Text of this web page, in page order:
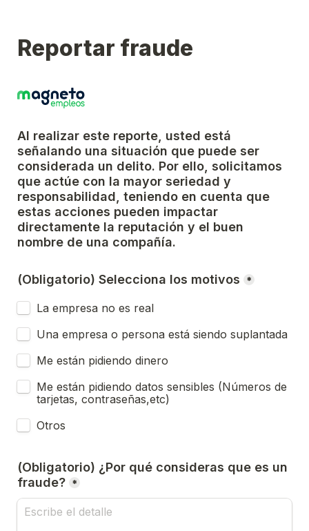
Reportar fraude
Al realizar este reporte, usted está
señalando una situación que puede ser
considerada un delito. Por ello, solicitamos
que actúe con la mayor seriedad y
responsabilidad, teniendo en cuenta que
estas acciones pueden impactar
directamente la reputación y el buen
nombre de una compañía.
(Obligatorio) Selecciona los motivos *
La empresa no es real
Una empresa o persona está siendo suplantada
Me están pidiendo dinero
Me están pidiendo datos sensibles (Números de
tarjetas, contraseñas,etc)
Otros
(Obligatorio) ¿Por qué consideras que es un
fraude? *